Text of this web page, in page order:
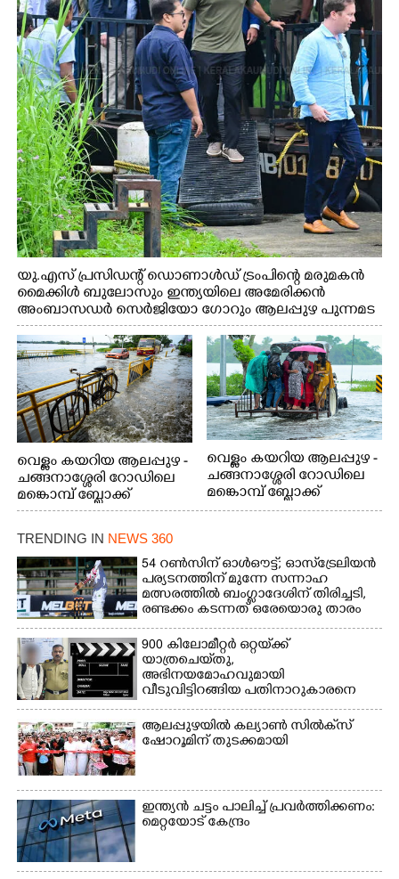
യു.എസ് പ്രസിഡന്റ് ഡൊണാൾഡ് ട്രംപിന്റെ മരുമകൻ
മൈക്കിൾ ബുലോസും ഇന്ത്യയിലെ അമേരിക്കൻ
അംബാസഡർ സെർജിയോ ഗോറും ആലപ്പുഴ പുന്നമട
കായലിൽ ഹൗസ്ബോട്ട് യാത്രയ്ക്ക് ശേഷം പുറത്തേയ്ക്ക്
വന്നപ്പോൾ
വെള്ളം കയറിയ ആലപ്പുഴ -
ചങ്ങനാശ്ശേരി റോഡിലെ
മങ്കൊമ്പ് ബ്ലോക്ക്
ജംഗ്ഷനിലെ
വെള്ളക്കെട്ടിൽപ്പെട്ട്
സൈക്കിൾ
നഷ്ടപ്പെടാതിരിക്കാൻ
നടപ്പാതയുടെ
കൈവരിയിൽ
കെട്ടിവച്ചിരിക്കുന്ന കാഴ്ച
വെള്ളം കയറിയ ആലപ്പുഴ -
ചങ്ങനാശ്ശേരി റോഡിലെ
മങ്കൊമ്പ് ബ്ലോക്ക്
ജംഗ്ഷനിലെ
TRENDING IN NEWS 360
54 റൺസിന് ഓൾഔട്ട്; ഓസ്‌ട്രേലിയൻ
പര്യടനത്തിന് മുന്നേ സന്നാഹ
മത്സരത്തിൽ ബംഗ്ലാദേശിന് തിരിച്ചടി,
രണ്ടക്കം കടന്നത് ഒരേയൊരു താരം
900 കിലോമീറ്റർ ഒറ്റയ്‌ക്ക്
യാത്രചെ‌യ്‌തു,​
അഭിനയമോഹവുമായി
വീടുവിട്ടിറങ്ങിയ പതിനാറുകാരനെ
കണ്ടെത്തിയത് ഫിലിം സിറ്റിയിൽ
ആലപ്പുഴയിൽ കല്യാൺ സിൽക്‌സ്
ഷോറൂമിന് തുടക്കമായി
ഇന്ത്യൻ ചട്ടം പാലിച്ച് പ്രവർത്തിക്കണം:
മെറ്റയോട് കേന്ദ്രം